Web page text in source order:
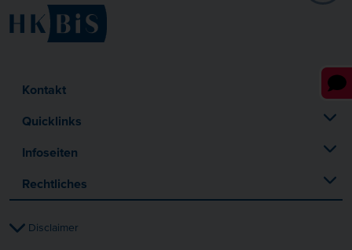
Kontakt
Quicklinks
Infoseiten
Rechtliches
Disclaimer